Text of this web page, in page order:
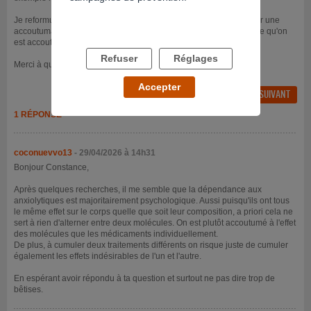
Je reformule : est-ce qu'alterner deux anxiolytiques permet d'éviter une
accoutumance physique ou bien est-ce que ça ne sert à rien parce qu'on
est accoutumé à la classe des anxiolytiques ?
Merci à qui saura comprendre et répondre !
FIL PRÉCÉDENT FIL SUIVANT
1 RÉPONSE
coconuevvo13 - 29/04/2026 à 14h31
Bonjour Constance,
Après quelques recherches, il me semble que la dépendance aux
anxiolytiques est majoritairement psychologique. Aussi puisqu'ils ont tous
le même effet sur le corps quelle que soit leur composition, a priori cela ne
sert à rien d'alterner entre deux molécules. On est plutôt accoutumé à l'effet
des molécules que les médicaments individuellement.
De plus, à cumuler deux traitements différents on risque juste de cumuler
également les effets indésirables de l'un et l'autre.
En espérant avoir répondu à ta question et surtout ne pas dire trop de
bêtises.
Refuser Réglages
Accepter